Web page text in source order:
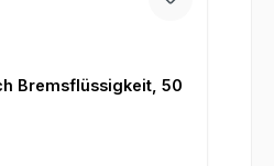
Bremsflüssigkeit, 50